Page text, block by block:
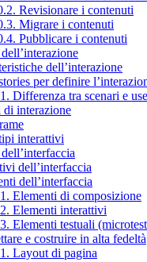
Revisionare i contenuti
Migrare i contenuti
Pubblicare i contenuti
dell’interazione
per definire
Differenza tra scenari e
di interazione
interattivi
dell’interfaccia
dell’interfaccia
Elementi di composizione
Elementi interattivi
Elementi testuali
e costruire in alta fedeltà
Layout di pagina